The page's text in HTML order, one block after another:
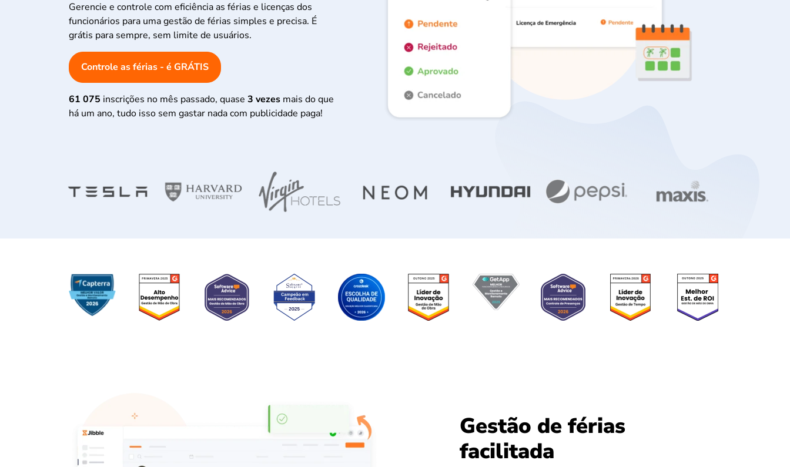
Gerencie e controle com eficiência as férias e licenças dos
funcionários para uma gestão de férias simples e precisa. É
grátis para sempre, sem limite de usuários.
Controle as férias - é GRÁTIS
61 075 inscrições no mês passado, quase 3 vezes mais do que
há um ano, tudo isso sem gastar nada com publicidade paga!
Gestão de férias
facilitada